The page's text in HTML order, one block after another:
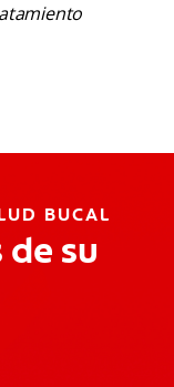
BUCAL
su